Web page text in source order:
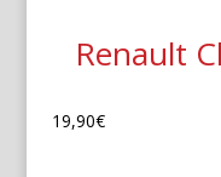
Renault
19,90€